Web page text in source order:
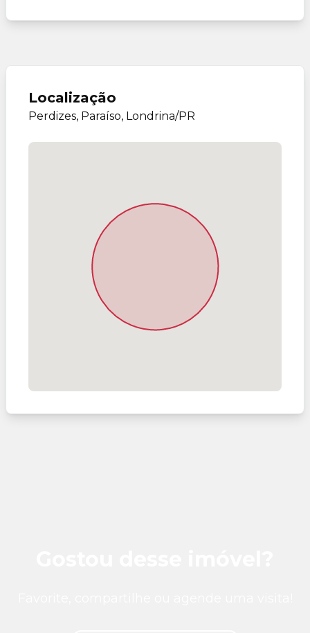
Localização
Perdizes, Paraíso, Londrina/PR